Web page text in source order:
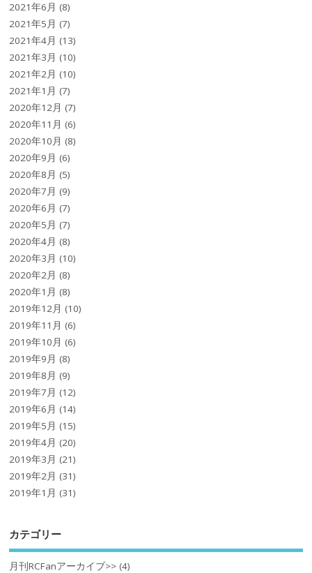
2021年6月 (8)
2021年5月 (7)
2021年4月 (13)
2021年3月 (10)
2021年2月 (10)
2021年1月 (7)
2020年12月 (7)
2020年11月 (6)
2020年10月 (8)
2020年9月 (6)
2020年8月 (5)
2020年7月 (9)
2020年6月 (7)
2020年5月 (7)
2020年4月 (8)
2020年3月 (10)
2020年2月 (8)
2020年1月 (8)
2019年12月 (10)
2019年11月 (6)
2019年10月 (6)
2019年9月 (8)
2019年8月 (9)
2019年7月 (12)
2019年6月 (14)
2019年5月 (15)
2019年4月 (20)
2019年3月 (21)
2019年2月 (31)
2019年1月 (31)
カテゴリー
月刊RCFanアーカイブ>> (4)